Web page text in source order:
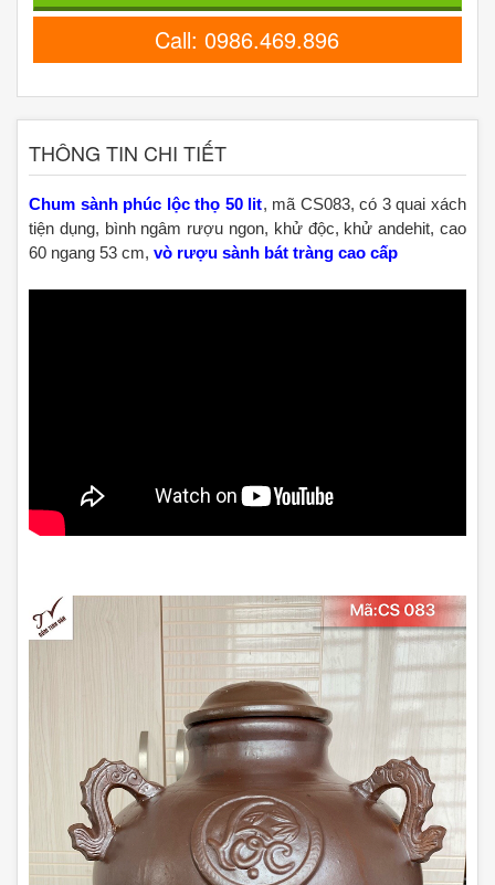
Call: 0986.469.896
THÔNG TIN CHI TIẾT
Chum sành phúc lộc thọ 50 lit, mã CS083, có 3 quai xách
tiện dụng, bình ngâm rượu ngon, khử độc, khử andehit, cao
60 ngang 53 cm, vò rượu sành bát tràng cao cấp